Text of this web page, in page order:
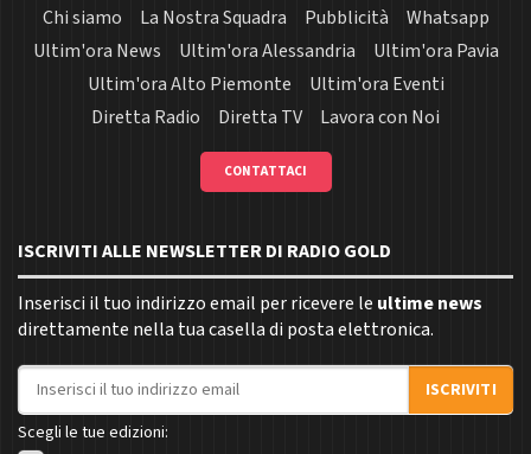
Chi siamo La Nostra Squadra Pubblicità
Whatsapp
Ultim'ora News
Ultim'ora Alessandria
Ultim'ora Pavia
Ultim'ora Alto Piemonte
Ultim'ora Eventi
Diretta Radio
Diretta TV Lavora con Noi
CONTATTACI
ISCRIVITI ALLE NEWSLETTER DI RADIO GOLD
Inserisci il tuo indirizzo email per ricevere le ultime news
direttamente nella tua casella di posta elettronica.
Indirizzo email
ISCRIVITI
Scegli le tue edizioni: